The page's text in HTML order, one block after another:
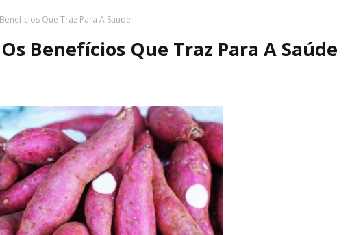
Que Traz Para A Saúde
Benefícios Que Traz Para A Saúde